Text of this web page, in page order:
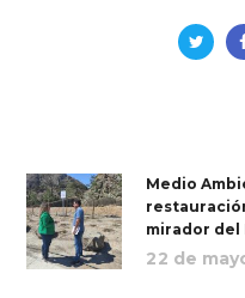
Medio
mirador del
22 de